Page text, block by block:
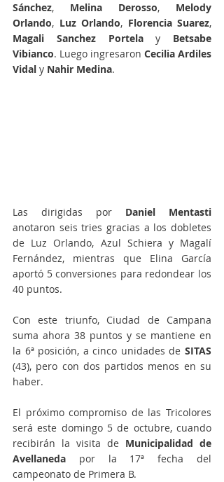
Sánchez, Melina Derosso, Melody
Orlando, Luz Orlando, Florencia Suarez
Magali Sanchez Portela y Betsabe
Vibianco. Luego ingresaron Cecilia Ardiles
Vidal y Nahir Medina.
Las dirigidas por
anotaron seis tries gracias a los dobletes
de Luz Orlando, Azul Schiera y Magalí
Fernández, mientras que Elina García
aportó 5 conversiones para redondear los
40 puntos.
Con este triunfo, Ciudad de Campana
suma ahora 38 puntos y se mantiene en
la 6ª posición, a cinco unidades de
(43), pero con dos partidos menos en su
haber.
El próximo compromiso de las Tricolores
será este domingo 5 de octubre, cuando
recibirán la visita de Municipalidad de
Avellaneda por la 17ª fecha del
campeonato de Primera B.